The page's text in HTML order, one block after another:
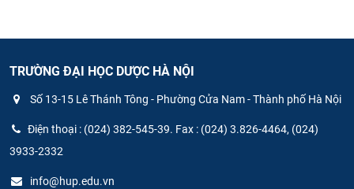
TRƯỜNG ĐẠI HỌC DƯỢC HÀ NỘI
Số 13-15 Lê Thánh Tông - Phường Cửa Nam - Thành phố Hà Nội
Điện thoại : (024) 382-545-39. Fax : (024) 3.826-4464, (024)
3933-2332
info@hup.edu.vn